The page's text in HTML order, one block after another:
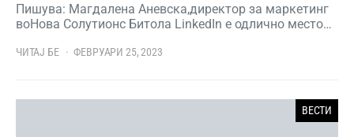
Пишува: Магдалена Аневска,директор за маркетинг
воНова Солутионс Битола LinkedIn е одлично место…
ЧИТАЈ БЕ ФЕВРУАРИ 25, 2023
ВЕСТИ